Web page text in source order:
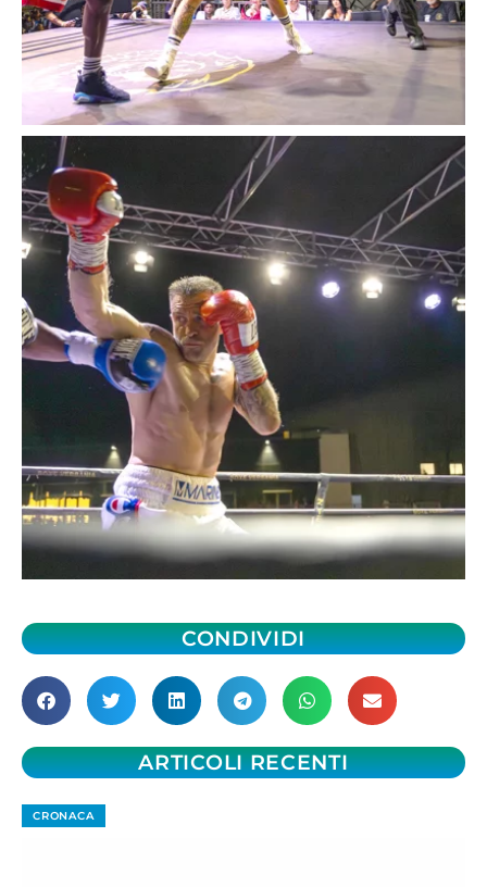
CONDIVIDI
ARTICOLI RECENTI
CRONACA